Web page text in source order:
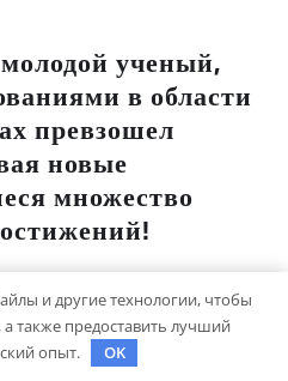
ученый,
в области
превзошел
новые
множество
2023
и другие технологии, чтобы
также предоставить лучший
опыт.
OK